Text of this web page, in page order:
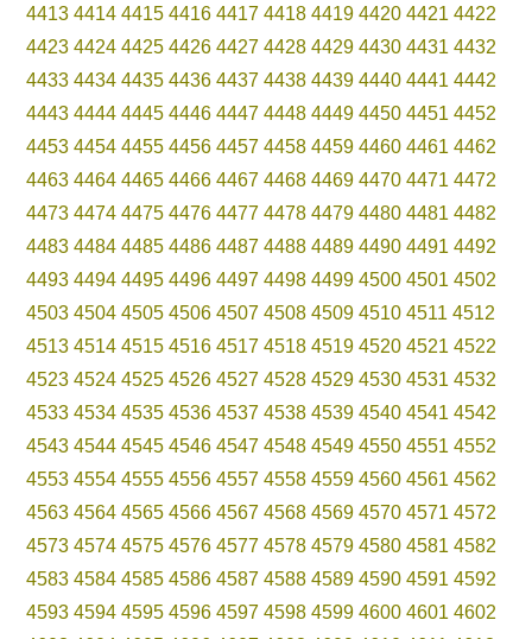
4413 4414 4415 4416 4417 4418 4419 4420 4421 4422
4423 4424 4425 4426 4427 4428 4429 4430 4431 4432
4433 4434 4435 4436 4437 4438 4439 4440 4441 4442
4443 4444 4445 4446 4447 4448 4449 4450 4451 4452
4453 4454 4455 4456 4457 4458 4459 4460 4461 4462
4463 4464 4465 4466 4467 4468 4469 4470 4471 4472
4473 4474 4475 4476 4477 4478 4479 4480 4481 4482
4483 4484 4485 4486 4487 4488 4489 4490 4491 4492
4493 4494 4495 4496 4497 4498 4499 4500 4501 4502
4503 4504 4505 4506 4507 4508 4509 4510 4511 4512
4513 4514 4515 4516 4517 4518 4519 4520 4521 4522
4523 4524 4525 4526 4527 4528 4529 4530 4531 4532
4533 4534 4535 4536 4537 4538 4539 4540 4541 4542
4543 4544 4545 4546 4547 4548 4549 4550 4551 4552
4553 4554 4555 4556 4557 4558 4559 4560 4561 4562
4563 4564 4565 4566 4567 4568 4569 4570 4571 4572
4573 4574 4575 4576 4577 4578 4579 4580 4581 4582
4583 4584 4585 4586 4587 4588 4589 4590 4591 4592
4593 4594 4595 4596 4597 4598 4599 4600 4601 4602